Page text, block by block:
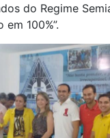
do Regime
100%”.